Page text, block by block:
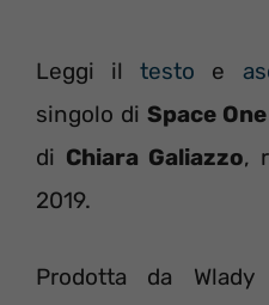
Leggi iltesto e
singolo di Space One
di Chiara Galiazzo,
2019.
Prodotta da